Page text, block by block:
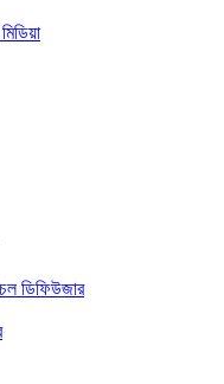
ডিফিউজার